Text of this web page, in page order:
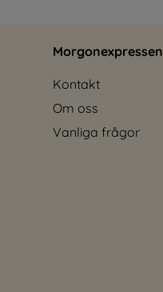
Morgonexpressen
Kontakt
Om oss
Vanliga frågor